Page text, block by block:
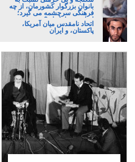
بانوان بزرگوار کشورمان، از چه
فرهنگی سرچشمه می گیرد؛
ایرانی، و یا تازیان؟
اتحاد نامقدس میان آمریکا،
پاکستان، و ایران